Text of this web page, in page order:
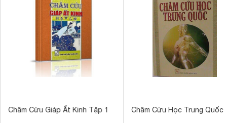
Châm Cứu Giáp Ất Kinh Tập 1 Châm Cứu Học Trung Quốc